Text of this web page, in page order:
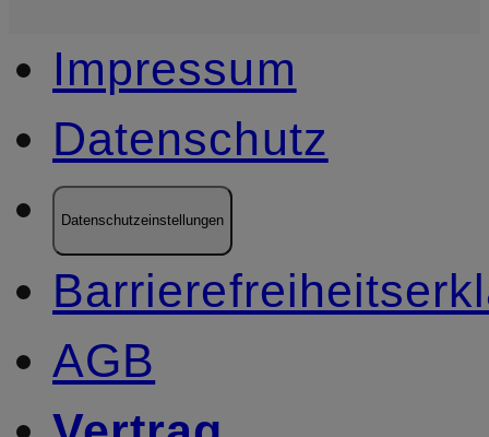
Impressum
Datenschutz
Datenschutzeinstellungen
AGB